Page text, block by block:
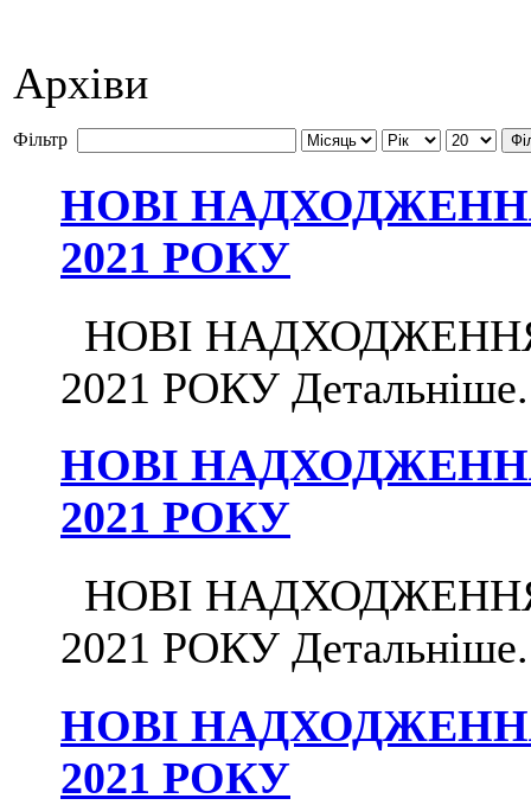
Архіви
Фільтр
НОВІ
2021 РОКУ
НОВІ
2021 РОКУ
НОВІ
2021 РОКУ
НОВІ
2021 РОКУ
НОВІ
2021 РОКУ